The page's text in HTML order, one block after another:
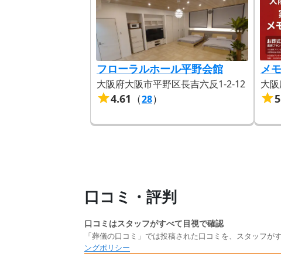
フローラルホール平野会館
大阪府大阪市平野区長吉六反1-2-12
4.61 （28）
メ
大
5
口コミ・評判
口コミはスタッフがすべて目視で確認
「葬儀の口コミ」では投稿された口コミを、スタッフ
ングポリシー